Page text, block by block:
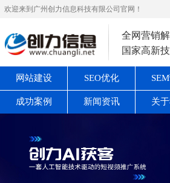
欢迎来到广州创力信息科技有限公司官网！
全网营销
国家高新
网站建设 SEO优化
成功案例 新闻资讯 关